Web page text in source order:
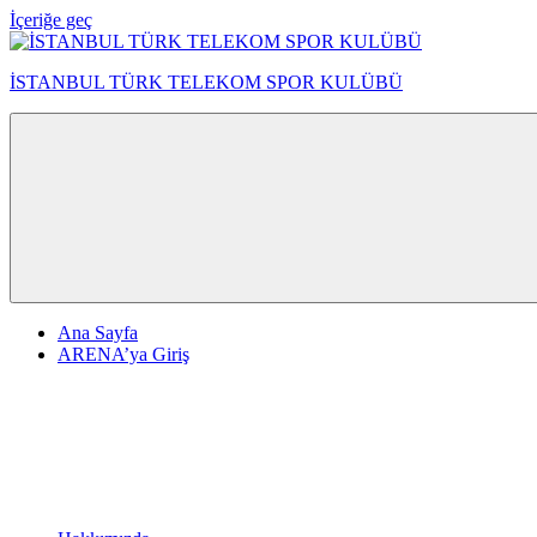
İçeriğe geç
İSTANBUL TÜRK TELEKOM SPOR KULÜBÜ
Ana Sayfa
ARENA’ya Giriş